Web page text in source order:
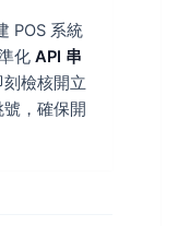
POS 系統
化 API 串
檢核開立
，確保開